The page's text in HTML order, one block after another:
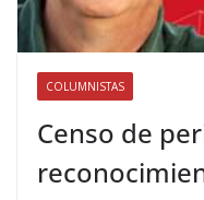
COLUMNISTAS
Censo de